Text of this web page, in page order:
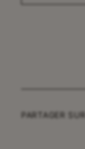
PARTAGER SUR